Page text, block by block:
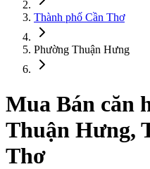
Thành phố Cần Thơ
Phường Thuận Hưng
Mua Bán căn
Thuận Hưng,
Thơ